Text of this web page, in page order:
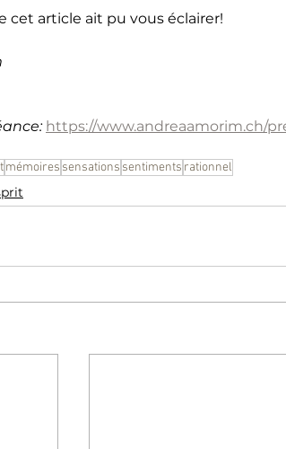
cet article ait pu vous éclairer!
https://www.andreaamorim.ch/
mémoires sensations sentiments rationnel